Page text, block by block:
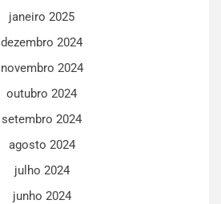
janeiro 2025
dezembro 2024
novembro 2024
outubro 2024
setembro 2024
agosto 2024
julho 2024
junho 2024